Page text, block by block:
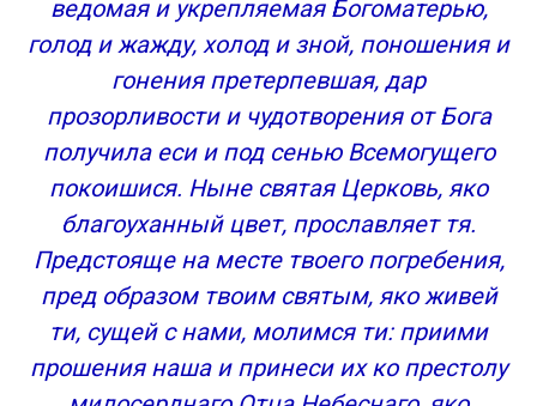
Петербургской, российской святой
Тропарь Ксении Петербургской как короткая
молитва святой
Кондак блаженной Ксении Петербургской
воспевает святую, как утешение скорбящим
Слушать на видео кондак и тропарь святой
Ксении
Канонический текст тропаря и кондака
блаженной Ксении Петербургской
Слушать на видео молитву Ксении
Петербургской
Православная молитва святой Ксении
Петербургской о любви
ведомая и укрепляемая Богоматерью,
голод и жажду, холод и зной, поношения и
гонения претерпевшая, дар
прозорливости и чудотворения от Бога
получила еси и под сенью Всемогущего
покоишися. Ныне святая Церковь, яко
благоуханный цвет, прославляет тя.
Предстояще на месте твоего погребения,
пред образом твоим святым, яко живей
ти, сущей с нами, молимся ти: приими
прошения наша и принеси их ко престолу